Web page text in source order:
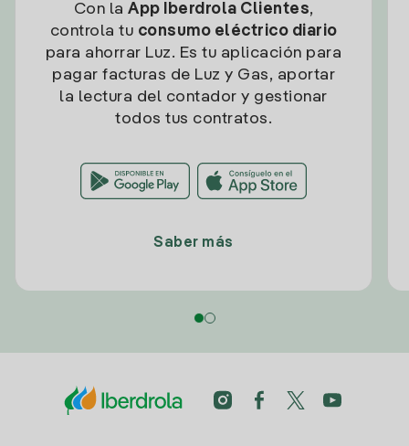
Con la App Iberdrola Clientes,
controla tu consumo eléctrico diario
para ahorrar Luz. Es tu aplicación para
pagar facturas de Luz y Gas, aportar
la lectura del contador y gestionar
todos tus contratos.
Saber más